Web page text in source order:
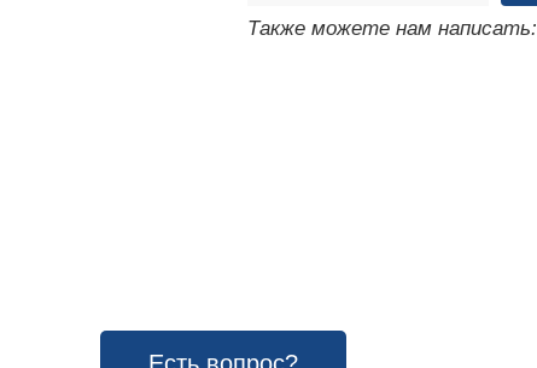
Также можете нам написать: